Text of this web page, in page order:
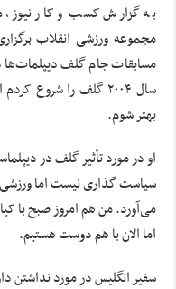
به گزارش کسب و کار نیوز،
مجموعه ورزشی انقلاب
مسابقات جام گلف
سال ۲۰۰۴ گلف را
بهتر شوم.
او در موردتأثیرگلف در
سیاست گذاری نیست اما
می‌آورد. من هم امروز صبح با
اما الان با هم دوست هستیم.
سفیر انگلیس در مورد نداشتن